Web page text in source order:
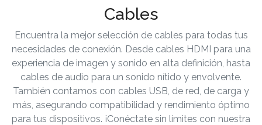
Cables
Encuentra la mejor selección de cables para todas tus
necesidades de conexión. Desde cables HDMI para una
experiencia de imagen y sonido en alta definición, hasta
cables de audio para un sonido nítido y envolvente.
También contamos con cables USB, de red, de carga y
más, asegurando compatibilidad y rendimiento óptimo
para tus dispositivos. ¡Conéctate sin límites con nuestra